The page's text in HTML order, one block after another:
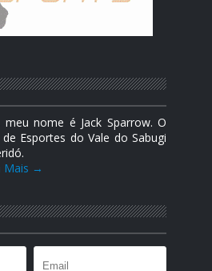
meu nome é Jack Sparrow. O
de Esportes do Vale do Sabugi
Mais →